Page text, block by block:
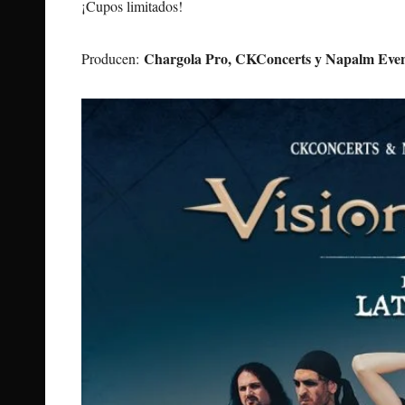
¡Cupos limitados!
Producen: Chargola Pro, CKConcerts y Napalm